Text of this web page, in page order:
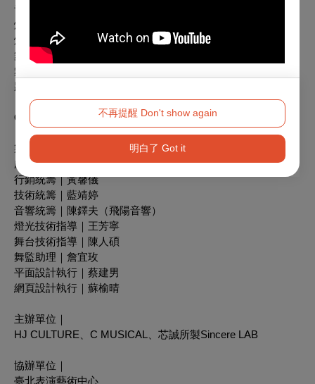
不再提醒 Don't show again
明白了 Got it
音響執行｜박미성
燈光總監｜고은비
燈光執行｜이은송
舞台設計助理｜경우진
舞台組｜박봉수、김종규、송종현、박영순
妝髮執行｜강연희
C MUSICAL
製作人｜張芯慈、李品濤、黃肇璟
劇團經理｜簡姵伽
行銷統籌｜黃馨儀
技術統籌｜藍靖婷
音響統籌｜陳鐸夫（飛陽音響）
燈光技術指導｜王芳寧
舞台技術指導｜陳人碩
舞監助理｜詹宜玫
平面設計執行｜蔡建男
網頁設計執行｜蘇榆晴
主辦單位｜
HJ CULTURE、C MUSICAL、芯誠所製Sincere LAB
協辦單位｜
臺北表演藝術中心